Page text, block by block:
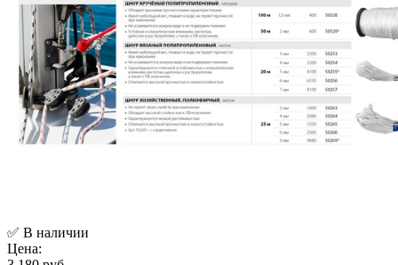
✅ В наличии
Цена: